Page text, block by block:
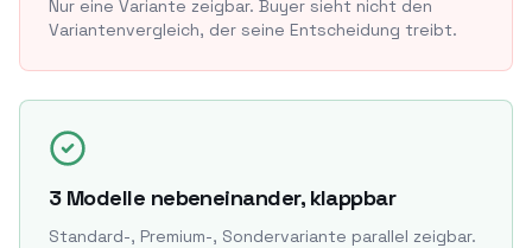
Nur eine Variante zeigbar. Buyer sieht nicht den
Variantenvergleich, der seine Entscheidung treibt.
3 Modelle nebeneinander, klappbar
Standard-, Premium-, Sondervariante parallel zeigbar.